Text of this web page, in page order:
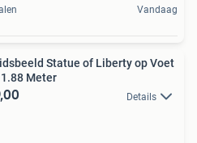
Vandaag
Statue of Liberty op Voet
Meter
Details